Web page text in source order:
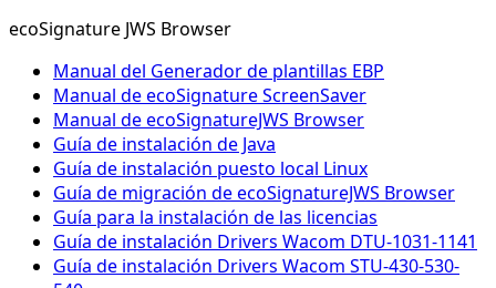
ecoSignature JWS Browser
Manual del Generador de plantillas EBP
Manual de ecoSignature ScreenSaver
Manual de ecoSignatureJWS Browser
Guía de instalación de Java
Guía de instalación puesto local Linux
Guía de migración de ecoSignatureJWS Browser
Guía para la instalación de las licencias
Guía de instalación Drivers Wacom DTU-1031-1141
Guía de instalación Drivers Wacom STU-430-530-